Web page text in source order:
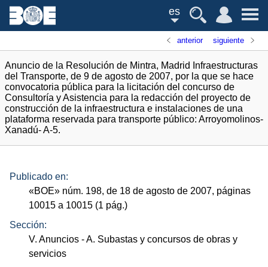
es
anterior siguiente
Anuncio de la Resolución de Mintra, Madrid Infraestructuras
del Transporte, de 9 de agosto de 2007, por la que se hace
convocatoria pública para la licitación del concurso de
Consultoría y Asistencia para la redacción del proyecto de
construcción de la infraestructura e instalaciones de una
plataforma reservada para transporte público: Arroyomolinos-
Xanadú- A-5.
Publicado en:
«BOE» núm. 198, de 18 de agosto de 2007, páginas
10015 a 10015 (1 pág.)
Sección:
V. Anuncios - A. Subastas y concursos de obras y
servicios